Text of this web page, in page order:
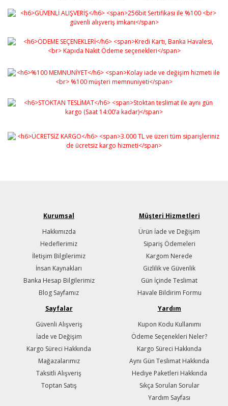
Kurumsal
Hakkımızda
Hedeflerimiz
İletişim Bilgilerimiz
İnsan Kaynakları
Banka Hesap Bilgilerimiz
Blog Sayfamız
Müşteri Hizmetleri
Ürün İade ve Değişim
Sipariş Ödemeleri
Kargom Nerede
Gizlilik ve Güvenlik
Gün İçinde Teslimat
Havale Bildirim Formu
Sayfalar
Güvenli Alışveriş
İade ve Değişim
Kargo Süreci Hakkında
Mağazalarımız
Taksitli Alışveriş
Toptan Satış
Yardım
Kupon Kodu Kullanımı
Ödeme Seçenekleri Neler?
Kargo Süreci Hakkında
Aynı Gün Teslimat Hakkında
Hediye Paketleri Hakkında
Sıkça Sorulan Sorular
Yardım Sayfası